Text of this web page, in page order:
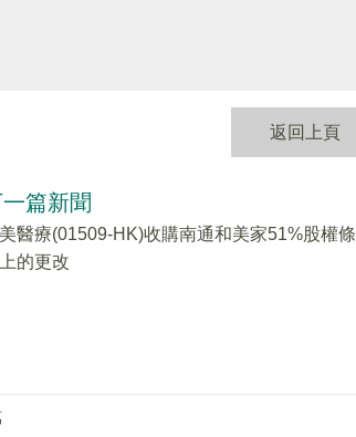
返回上頁
篇新聞
醫療(01509-HK)收購南通和美家51%股權條
的更改